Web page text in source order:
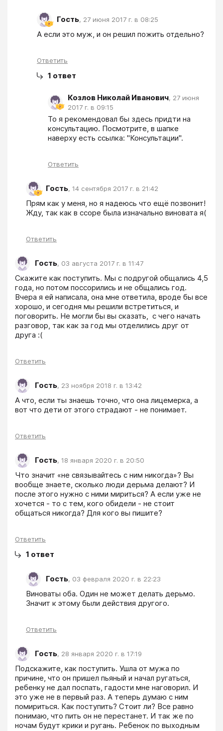
Гость, 27 июня 2017 г. в 08:25
А если это муж, и он решил пожить отдельно?
Ответить
1 ответ
Козлов Николай Иванович, 27 июня
2017 г. в 09:15
То я рекомендовал бы здесь придти на
консультацию. Посмотрите, в шапке
наверху есть ссылка: "Консультации".
Ответить
Гость, 14 сентября 2017 г. в 21:42
Прям как у меня, но я надеюсь что ещё позвонит!
Жду, так как в ссоре была изначально виновата я(
Ответить
Гость, 03 августа 2017 г. в 11:47
Скажите как поступить. Мы с подругой общались 4,5
года, но потом поссорились и не общались год.
Вчера я ей написала, она мне ответила, вроде бы все
хорошо, и сегодня мы решили встретиться, и
поговорить. Не могли бы вы сказать,  с чего начать
разговор, так как за год мы отделились друг от
друга :(
Ответить
Гость, 23 ноября 2018 г. в 13:42
А что, если ты знаешь точно, что она лицемерка, а
вот что дети от этого страдают - не понимает.
Ответить
Гость, 18 января 2020 г. в 20:50
Что значит «не связывайтесь с ним никогда»? Вы
вообще знаете, сколько люди дерьма делают? И
после этого нужно с ними мириться? А если уже не
хочется - то с тем, кого обидели - не стоит
общаться никогда? Для кого вы пишите?
Ответить
1 ответ
Гость, 03 февраля 2020 г. в 22:23
Виноваты оба. Один не может делать дерьмо.
Значит к этому были действия другого.
Ответить
Гость, 28 января 2020 г. в 17:19
Подскажите, как поступить. Ушла от мужа по
причине, что он пришел пьяный и начал ругаться,
ребенку не дал поспать, гадости мне наговорил. И
это уже не в первый раз. А теперь думаю с ним
помириться. Как поступить? Стоит ли? Все равно
понимаю, что пить он не перестанет. И так же по
ночам будут крики и ругань. Ребенок по выходным